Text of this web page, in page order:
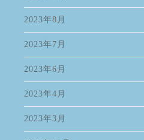
2023年8月
2023年7月
2023年6月
2023年4月
2023年3月